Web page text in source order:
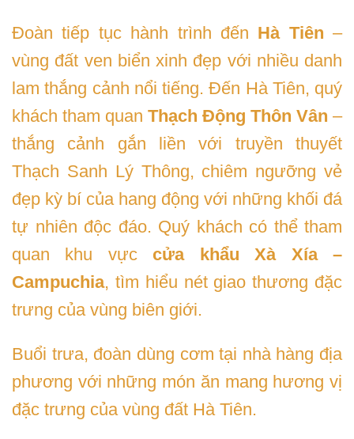
Đoàn tiếp tục hành trình đến Hà Tiên –
vùng đất ven biển xinh đẹp với nhiều danh
lam thắng cảnh nổi tiếng. Đến Hà Tiên, quý
khách tham quan Thạch Động Thôn Vân –
thắng cảnh gắn liền với truyền thuyết
Thạch Sanh Lý Thông, chiêm ngưỡng vẻ
đẹp kỳ bí của hang động với những khối đá
tự nhiên độc đáo. Quý khách có thể tham
quan khu vực cửa khẩu Xà Xía –
Campuchia, tìm hiểu nét giao thương đặc
trưng của vùng biên giới.
Buổi trưa, đoàn dùng cơm tại nhà hàng địa
phương với những món ăn mang hương vị
đặc trưng của vùng đất Hà Tiên.